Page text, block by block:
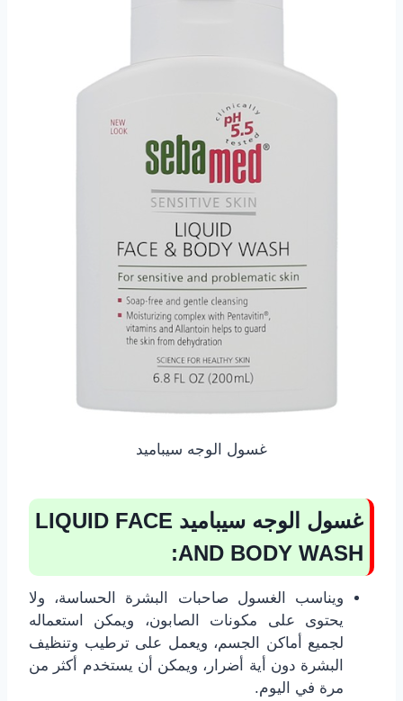
غسول الوجه سيباميد
غسول الوجه سيباميد LIQUID FACE
AND BODY WASH
:
ويناسب الغسول صاحبات البشرة الحساسة، ولا
يحتوى على مكونات الصابون، ويمكن استعماله
لجميع أماكن الجسم، ويعمل على ترطيب وتنظيف
البشرة دون أية أضرار، ويمكن أن يستخدم أكثر من
مرة في اليوم.